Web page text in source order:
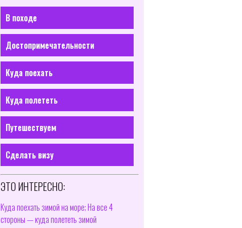
В походе
Достопримечательности
Куда поехать
Куда полететь
Путешествуем
Сделать визу
ЭТО ИНТЕРЕСНО:
Куда поехать зимой на море; На все 4
стороны — куда полететь зимой